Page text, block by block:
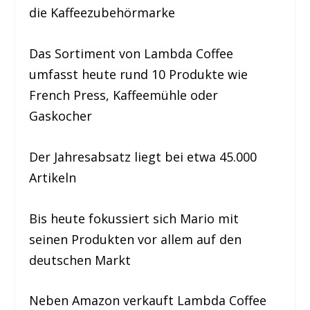
die Kaffeezubehörmarke
Das Sortiment von Lambda Coffee
umfasst heute rund 10 Produkte wie
French Press, Kaffeemühle oder
Gaskocher
Der Jahresabsatz liegt bei etwa 45.000
Artikeln
Bis heute fokussiert sich Mario mit
seinen Produkten vor allem auf den
deutschen Markt
Neben Amazon verkauft Lambda Coffee